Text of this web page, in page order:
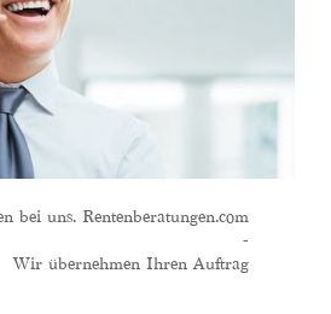
bei uns. Rentenberatungen.com
-
Wir übernehmen Ihren Auftrag